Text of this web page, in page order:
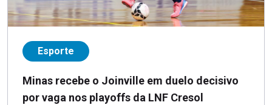
Esporte
Minas recebe o Joinville em duelo decisivo
por vaga nos playoffs da LNF Cresol